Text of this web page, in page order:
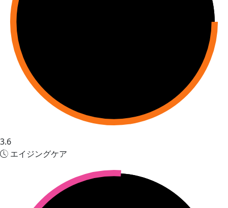
3.6
エイジングケア